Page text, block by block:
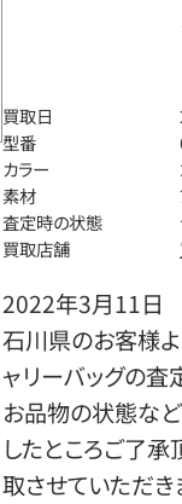
買取日
型番
カラー
素材
査定時の状態
買取店舗
2022年3月11日
石川県のお客様
ャリーバッグの査
お品物の状態など
したところご了
取させていただき